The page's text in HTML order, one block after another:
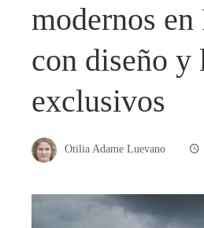
modernos en
con diseño y
exclusivos
Otilia Adame Luevano